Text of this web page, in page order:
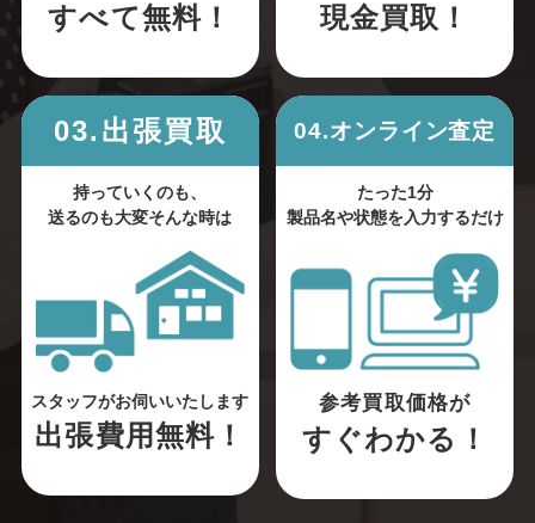
すべて無料！ 現金買取！
03.出張買取
持っていくのも、
送るのも大変そんな時は
スタッフがお伺いいたします
出張費用無料！
04.オンライン査定
たった1分
製品名や状態を入力するだけ
参考買取価格が
すぐわかる！